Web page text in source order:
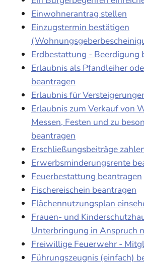
Einwohnerantrag stellen
Einzugstermin bestätigen
Erdbestattung - Beerdigung
Erlaubnis als Pfandleiher
beantragen
Erlaubnis für
Erlaubnis zum Verkauf von
Messen, Festen und zu
beantragen
Erschließungsbeiträge
Erwerbsminderungsrente
Feuerbestattung beantragen
Fischereischein beantragen
Flächennutzungsplan
Frauen- und
Unterbringung in Anspruch
Freiwillige Feuerwehr -
Führungszeugnis (einfach)